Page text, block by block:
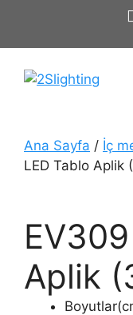
Ana Sayfa / İç
LED Tablo Aplik
Aplik